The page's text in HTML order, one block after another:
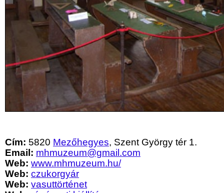
Cím: 5820 Mezőhegyes, Szent György tér 1.
Email: mhmuzeum@gmail.com
Web: www.mhmuzeum.hu/
Web: czukorgyár
Web: vasuttörténet